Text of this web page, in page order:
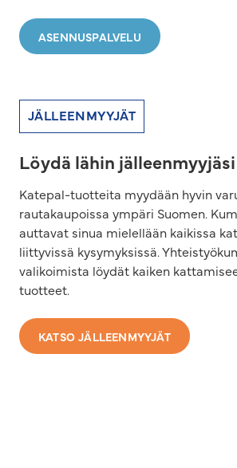
ASENNUSPALVELU
JÄLLEENMYYJÄT
Löydä lähin jälleenmyyjäsi
Katepal-tuotteita myydään hyvin
rautakaupoissa ympäri Suomen.
auttavat sinua mielellään kaikissa
liittyvissä kysymyksissä.
valikoimista löydät kaiken
tuotteet.
KATSO JÄLLEENMYYJÄT